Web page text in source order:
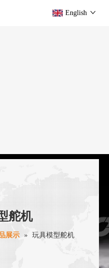
English
舵机
展示 » 玩具模型舵机